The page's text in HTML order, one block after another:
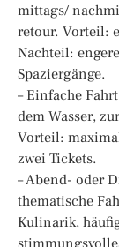
mittags/
retour. Vorteil:
Nachteil:
Spaziergänge.
– Einfache
dem Wasser,
Vorteil:
zwei Tickets.
– Abend- oder
thematische
Kulinarik,